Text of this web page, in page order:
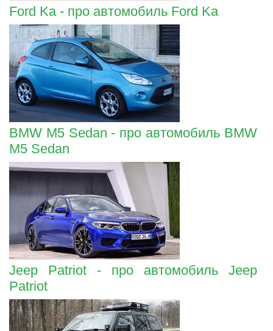
Ford Ka - про автомобиль Ford Ka
BMW M5 Sedan - про автомобиль BMW
M5 Sedan
Jeep Patriot - про автомобиль Jeep
Patriot